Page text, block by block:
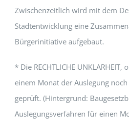
Zwischenzeitlich wird mit dem
Stadtentwicklung eine
Bürgerinitiative aufgebaut.
* Die RECHTLICHE UNKLARHEIT,
einem Monat der Auslegung
geprüft. (Hintergrund:
Auslegungsverfahren für einen